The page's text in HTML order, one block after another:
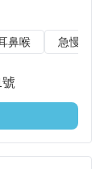
鼻喉 急慢性扭